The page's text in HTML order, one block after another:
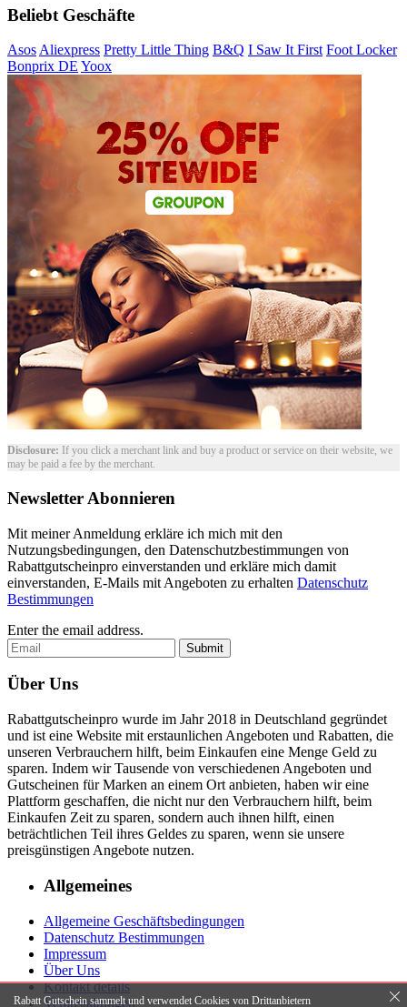
Beliebt Geschäfte
Asos Aliexpress Pretty Little Thing B&Q I Saw It First Foot Locker
Bonprix DE Yoox
Disclosure: If you click a merchant link and buy a product or service on their website, we
may be paid a fee by the merchant.
Newsletter Abonnieren
Mit meiner Anmeldung erkläre ich mich mit den
Nutzungsbedingungen, den Datenschutzbestimmungen von
Rabattgutscheinpro einverstanden und erkläre mich damit
einverstanden, E-Mails mit Angeboten zu erhalten Datenschutz
Bestimmungen
Enter the email address.
Submit
Über Uns
Rabattgutscheinpro wurde im Jahr 2018 in Deutschland gegründet
und ist eine Website mit erstaunlichen Angeboten und Rabatten, die
unseren Verbrauchern hilft, beim Einkaufen eine Menge Geld zu
sparen. Indem wir Tausende von verschiedenen Angeboten und
Gutscheinen für Marken an einem Ort anbieten, haben wir eine
Plattform geschaffen, die nicht nur den Verbrauchern hilft, beim
Einkaufen Zeit zu sparen, sondern auch ihnen hilft, einen
beträchtlichen Teil ihres Geldes zu sparen, wenn sie unsere
preisgünstigen Angebote nutzen.
Allgemeines
Allgemeine Geschäftsbedingungen
Datenschutz Bestimmungen
Impressum
Über Uns
Kontakt details
Veranstaltungen
Rabatt Gutschein sammelt und verwendet Cookies von Drittanbietern